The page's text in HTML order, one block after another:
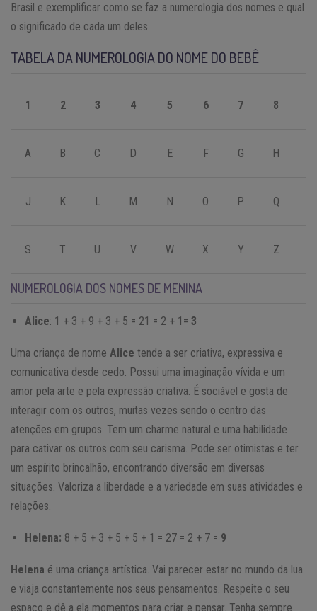
Brasil e exemplificar como se faz a numerologia dos nomes e qual
o significado de cada um deles.
TABELA DA NUMEROLOGIA DO NOME DO BEBÊ
1 2 3 4 5 6 7 8
A B C D E F G H
J K L M N O P Q
S T U V W X Y Z
NUMEROLOGIA DOS NOMES DE MENINA
Alice: 1 + 3 + 9 + 3 + 5 = 21 = 2 + 1= 3
Uma criança de nome Alice tende a ser criativa, expressiva e
comunicativa desde cedo. Possui uma imaginação vívida e um
amor pela arte e pela expressão criativa. É sociável e gosta de
interagir com os outros, muitas vezes sendo o centro das
atenções em grupos. Tem um charme natural e uma habilidade
para cativar os outros com seu carisma. Pode ser otimistas e ter
um espírito brincalhão, encontrando diversão em diversas
situações. Valoriza a liberdade e a variedade em suas atividades e
relações.
Helena: 8 + 5 + 3 + 5 + 5 + 1 = 27 = 2 + 7 = 9
Helena é uma criança artística. Vai parecer estar no mundo da lua
e viaja constantemente nos seus pensamentos. Respeite o seu
espaço e dê a ela momentos para criar e pensar. Tenha sempre